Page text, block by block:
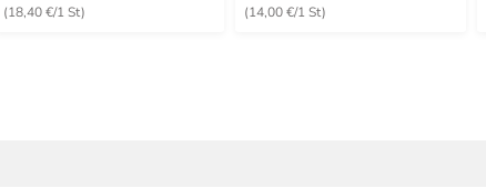
(18,40 €/1 St) (14,00 €/1 St)